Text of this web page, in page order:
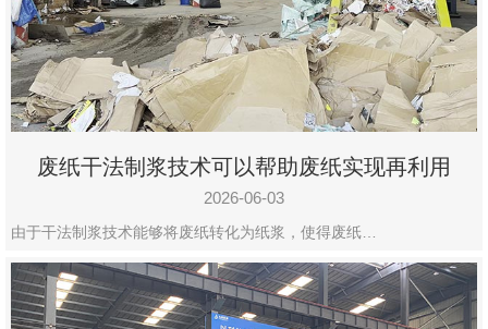
废纸干法制浆技术可以帮助废纸实现再利用
2026-06-03
由于干法制浆技术能够将废纸转化为纸浆，使得废纸…